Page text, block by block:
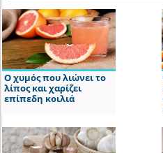
Ο χυμός που λιώνει το
λίπος και χαρίζει
επίπεδη κοιλιά